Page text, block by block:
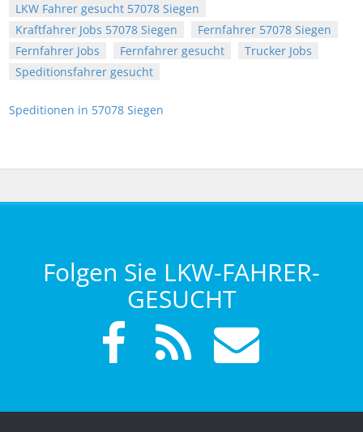
LKW Fahrer gesucht 57078 Siegen
Kraftfahrer Jobs 57078 Siegen
Fernfahrer 57078 Siegen
Fernfahrer Jobs
Fernfahrer gesucht
Trucker Jobs
Speditionsfahrer gesucht
Speditionen in 57078 Siegen
Folgen Sie LKW-FAHRER-
GESUCHT